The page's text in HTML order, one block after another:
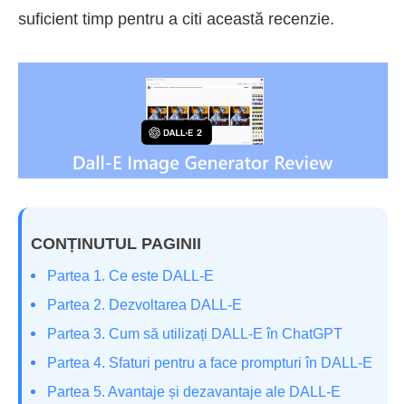
suficient timp pentru a citi această recenzie.
CONȚINUTUL PAGINII
Partea 1. Ce este DALL-E
Partea 2. Dezvoltarea DALL-E
Partea 3. Cum să utilizați DALL-E în ChatGPT
Partea 4. Sfaturi pentru a face prompturi în DALL-E
Partea 5. Avantaje și dezavantaje ale DALL-E